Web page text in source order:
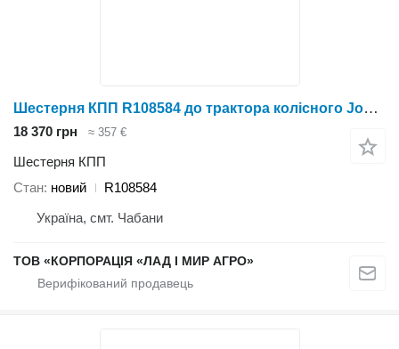
Шестерня КПП R108584 до трактора колісного John Deere 8530
18 370 грн ≈ 357 €
Шестерня КПП
Стан новий
R108584
Україна, смт. Чабани
ТОВ «КОРПОРАЦІЯ «ЛАД І МИР АГРО»